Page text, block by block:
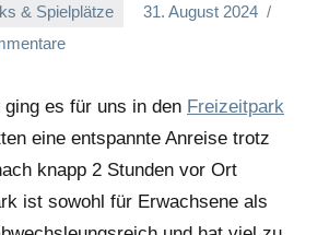
& Spielplätze
31. August 2024
es für uns in den Freizeitpark
eine entspannte Anreise trotz
knapp 2 Stunden vor Ort
ist sowohl für Erwachsene als